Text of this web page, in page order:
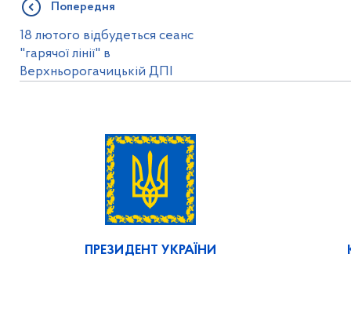
Попередня
18 лютого відбудеться сеанс
"гарячої лінії" в
Верхньорогачицькій ДПІ
ПРЕЗИДЕНТ УКРАЇНИ